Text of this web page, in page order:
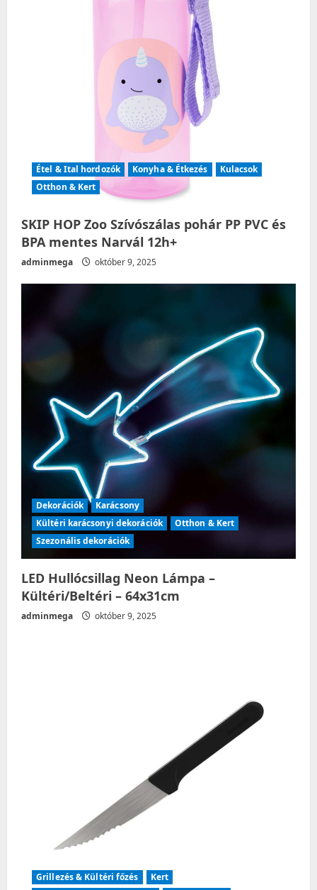
Étel & Ital hordozók Konyha & Étkezés
Kulacsok
Otthon & Kert
SKIP HOP Zoo Szívószálas pohár PP PVC és
BPA mentes Narvál 12h+
adminmega október 9, 2025
Dekorációk
Karácsony
Kültéri karácsonyi dekorációk
Otthon & Kert
Szezonális dekorációk
LED Hullócsillag Neon Lámpa –
Kültéri/Beltéri – 64x31cm
adminmega október 9, 2025
Grillezés & Kültéri főzés
Kert